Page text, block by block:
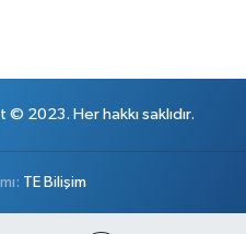
2023. Her hakkı saklıdır.
TE Bilişim